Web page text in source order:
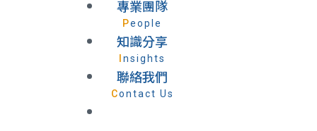
專業團隊
People
知識分享
Insights
聯絡我們
Contact Us